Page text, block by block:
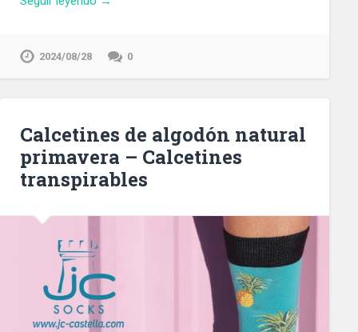
2024/08/28 0
Calcetines de algodón natural
primavera – Calcetines
transpirables